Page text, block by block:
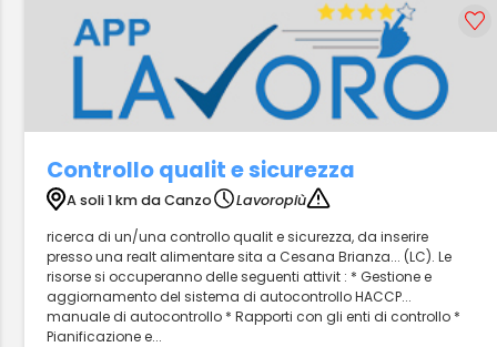
Controllo qualit e sicurezza
A soli 1 km da Canzo
Lavoropiù
ricerca di un/una controllo qualit e sicurezza, da inserire
presso una realt alimentare sita a Cesana Brianza... (LC). Le
risorse si occuperanno delle seguenti attivit : * Gestione e
aggiornamento del sistema di autocontrollo HACCP...
manuale di autocontrollo * Rapporti con gli enti di controllo *
Pianificazione e...